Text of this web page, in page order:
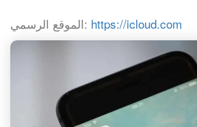
الموقع الرسمي: https://icloud.com